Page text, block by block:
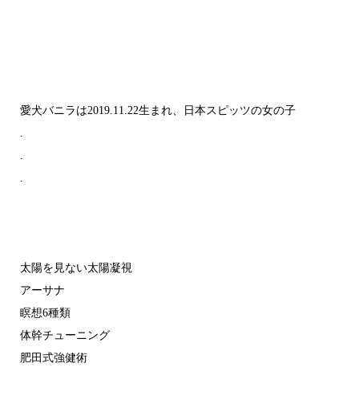
愛犬バニラは2019.11.22生まれ、日本スピッツの女の子
.
.
.
太陽を見ない太陽凝視
アーサナ
瞑想6種類
体幹チューニング
肥田式強健術